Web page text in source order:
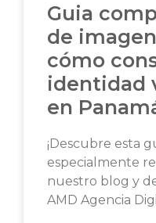
Guia
de
cómo
identidad
en
¡Descubre esta
especialmente
nuestro blog y
AMD Agencia